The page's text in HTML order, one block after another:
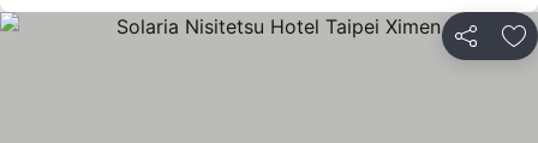
Partilhar